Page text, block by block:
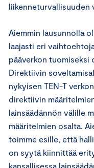
liikenneturvallisuuden
Aiemmin lausunnolla
laajasti eri
pääverkon tuomiseksi
Direktiivin
nykyisen TEN-T
direktiivin
lainsäädännön välille
määritelmien osalta.
toimme esille, että
on syytä kiinnittää
kansallisessa